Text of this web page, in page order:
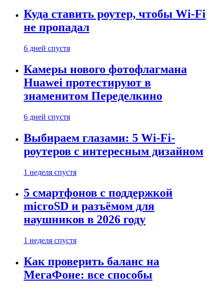
Куда ставить роутер, чтобы Wi-Fi
не пропадал
6 дней спустя
Камеры нового фотофлагмана
Huawei протестируют в
знаменитом Переделкино
6 дней спустя
Выбираем глазами: 5 Wi-Fi-
роутеров с интересным дизайном
1 неделя спустя
5 смартфонов с поддержкой
microSD и разъёмом для
наушников в 2026 году
1 неделя спустя
Как проверить баланс на
МегаФоне: все способы